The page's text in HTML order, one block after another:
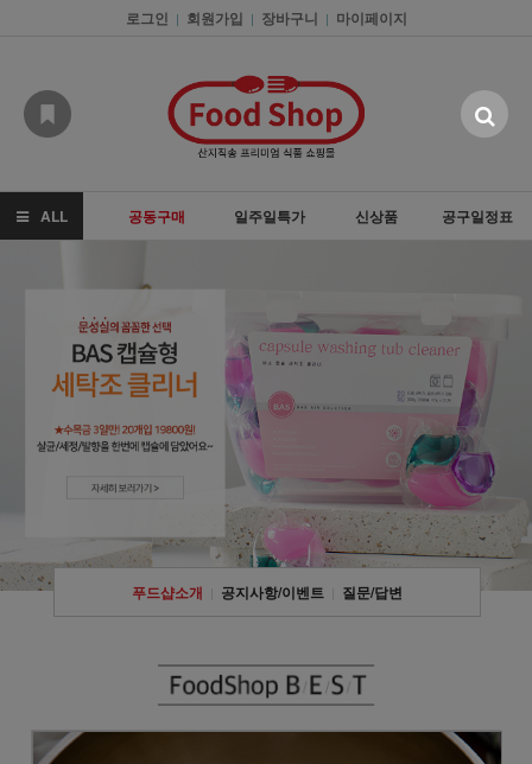
로그인 | 회원가입 | 장바구니 | 마이페이지
ALL 공동구매 일주일특가 신상품 공구일정표
푸드샵소개 공지사항/이벤트 질문/답변